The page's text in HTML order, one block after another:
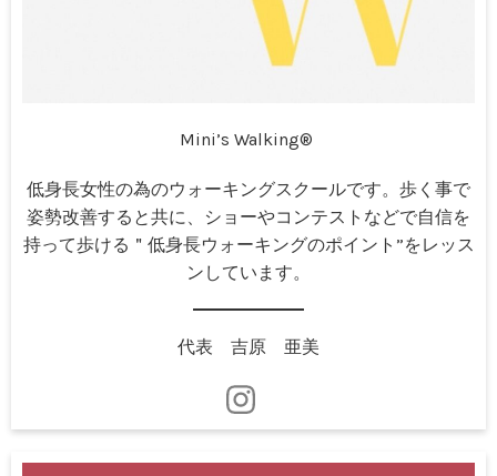
Mini’s Walking®︎
低身長女性の為のウォーキングスクールです。歩く事で
姿勢改善すると共に、ショーやコンテストなどで自信を
持って歩ける＂低身長ウォーキングのポイント”をレッス
ンしています。
代表 吉原 亜美